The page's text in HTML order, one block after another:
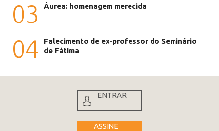
03 Áurea: homenagem merecida
04
Falecimento de ex-professor do Seminário
de Fátima
ENTRAR
ASSINE